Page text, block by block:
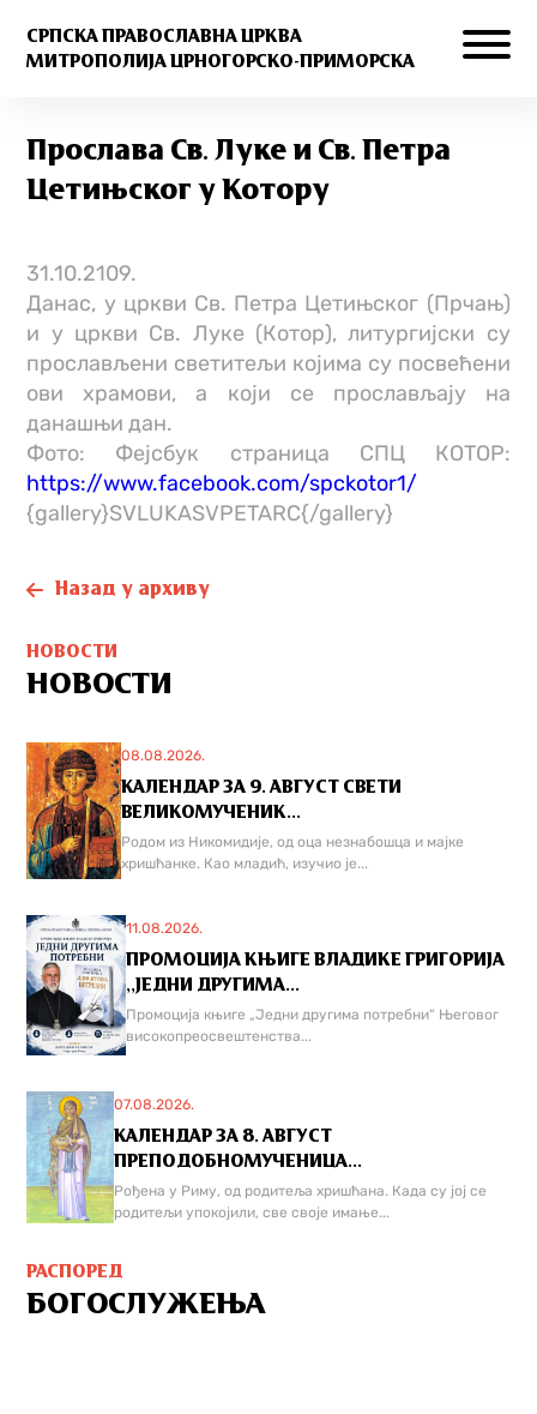
СРПСКА ПРАВОСЛАВНА ЦРКВА
МИТРОПОЛИЈА ЦРНОГОРСКО-ПРИМОРСКА
Прослава Св. Луке и Св. Петра
Цетињског у Котору
31.10.2109.
Данас, у цркви Св. Петра Цетињског (Прчањ)
и у цркви Св. Луке (Котор), литургијски су
прослављени светитељи којима су посвећени
ови храмови, а који се прослављају на
данашњи дан.
Фото: Фејсбук страница СПЦ КОТОР:
https://www.facebook.com/spckotor1/
{gallery}SVLUKASVPETARC{/gallery}
Назад у архиву
НОВОСТИ
НОВОСТИ
08.08.2026.
КАЛЕНДАР ЗА 9. АВГУСТ СВЕТИ
ВЕЛИКОМУЧЕНИК...
Родом из Никомидије, од оца незнабошца и мајке
хришћанке. Као младић, изучио је...
11.08.2026.
ПРОМОЦИЈА КЊИГЕ ВЛАДИКЕ ГРИГОРИЈА
,,ЈЕДНИ ДРУГИМА...
Промоција књиге „Једни другима потребни“ Његовог
високопреосвештенства...
07.08.2026.
КАЛЕНДАР ЗА 8. АВГУСТ
ПРЕПОДОБНОМУЧЕНИЦА...
Рођена у Риму, од родитеља хришћана. Када су јој се
родитељи упокојили, све своје имање...
РАСПОРЕД
БОГОСЛУЖЕЊА